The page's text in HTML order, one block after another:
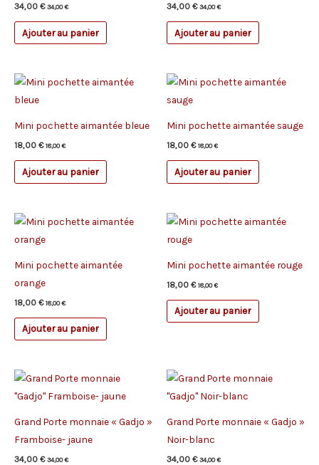
34,00 € 34,00€
Ajouter au panier
34,00 € 34,00€
Ajouter au panier
Mini pochette aimantée bleue
18,00 € 18,00€
Ajouter au panier
Mini pochette aimantée sauge
18,00 € 18,00€
Ajouter au panier
Mini pochette aimantée
orange
18,00 € 18,00€
Ajouter au panier
Mini pochette aimantée rouge
18,00 € 18,00€
Ajouter au panier
Grand Porte monnaie « Gadjo »
Framboise- jaune
34,00 € 34,00€
Grand Porte monnaie « Gadjo »
Noir-blanc
34,00 € 34,00€